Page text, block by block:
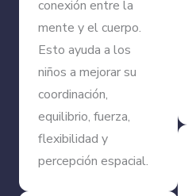
conexión entre la
mente y el cuerpo.
Esto ayuda a los
niños a mejorar su
coordinación,
equilibrio, fuerza,
flexibilidad y
percepción espacial.